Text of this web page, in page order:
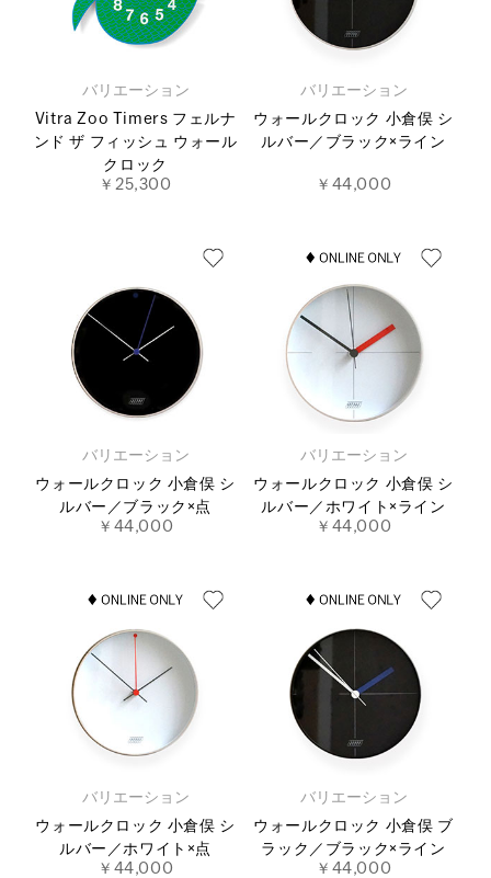
バリエーション
Vitra Zoo Timers フェルナ
ンド ザ フィッシュ ウォール
クロック
￥25,300
バリエーション
ウォールクロック 小倉俣 シ
ルバー／ブラック×ライン
￥44,000
バリエーション
ウォールクロック 小倉俣 シ
ルバー／ブラック×点
￥44,000
バリエーション
ウォールクロック 小倉俣 シ
ルバー／ホワイト×ライン
￥44,000
バリエーション
ウォールクロック 小倉俣 シ
ルバー／ホワイト×点
￥44,000
バリエーション
ウォールクロック 小倉俣 ブ
ラック／ブラック×ライン
￥44,000